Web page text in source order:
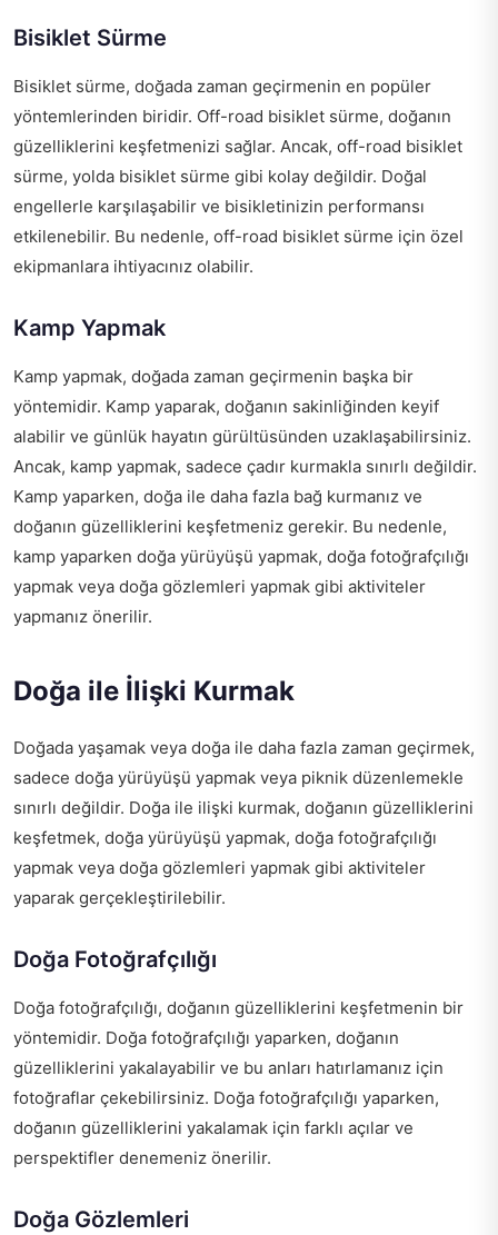
Bisiklet Sürme
Bisiklet sürme, doğada zaman geçirmenin en popüler
yöntemlerinden biridir. Off-road bisiklet sürme, doğanın
güzelliklerini keşfetmenizi sağlar. Ancak, off-road bisiklet
sürme, yolda bisiklet sürme gibi kolay değildir. Doğal
engellerle karşılaşabilir ve bisikletinizin performansı
etkilenebilir. Bu nedenle, off-road bisiklet sürme için özel
ekipmanlara ihtiyacınız olabilir.
Kamp Yapmak
Kamp yapmak, doğada zaman geçirmenin başka bir
yöntemidir. Kamp yaparak, doğanın sakinliğinden keyif
alabilir ve günlük hayatın gürültüsünden uzaklaşabilirsiniz.
Ancak, kamp yapmak, sadece çadır kurmakla sınırlı değildir.
Kamp yaparken, doğa ile daha fazla bağ kurmanız ve
doğanın güzelliklerini keşfetmeniz gerekir. Bu nedenle,
kamp yaparken doğa yürüyüşü yapmak, doğa fotoğrafçılığı
yapmak veya doğa gözlemleri yapmak gibi aktiviteler
yapmanız önerilir.
Doğa ile İlişki Kurmak
Doğada yaşamak veya doğa ile daha fazla zaman geçirmek,
sadece doğa yürüyüşü yapmak veya piknik düzenlemekle
sınırlı değildir. Doğa ile ilişki kurmak, doğanın güzelliklerini
keşfetmek, doğa yürüyüşü yapmak, doğa fotoğrafçılığı
yapmak veya doğa gözlemleri yapmak gibi aktiviteler
yaparak gerçekleştirilebilir.
Doğa Fotoğrafçılığı
Doğa fotoğrafçılığı, doğanın güzelliklerini keşfetmenin bir
yöntemidir. Doğa fotoğrafçılığı yaparken, doğanın
güzelliklerini yakalayabilir ve bu anları hatırlamanız için
fotoğraflar çekebilirsiniz. Doğa fotoğrafçılığı yaparken,
doğanın güzelliklerini yakalamak için farklı açılar ve
perspektifler denemeniz önerilir.
Doğa Gözlemleri